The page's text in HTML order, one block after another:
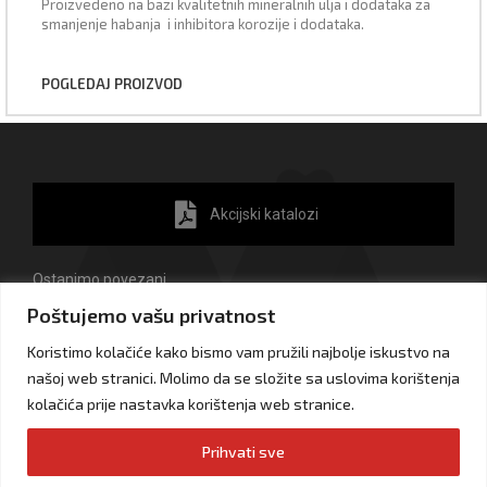
Poštujemo vašu privatnost
Koristimo kolačiće kako bismo vam pružili najbolje iskustvo na
našoj web stranici. Molimo da se složite sa uslovima korištenja
kolačića prije nastavka korištenja web stranice.
Prihvati sve
Proizvedeno na bazi kvalitetnih mineralnih ulja i dodataka za
smanjenje habanja i inhibitora korozije i dodataka.
POGLEDAJ PROIZVOD
Ostanimo povezani
Akcijski katalozi
ImpressumPrivatnost i zaštita ličnih podataka
Izjava o kolačićima